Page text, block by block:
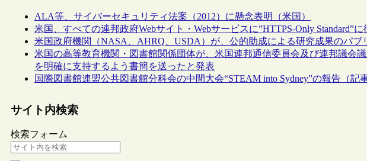
ALA等、サイバーセキュリティ法案（2012）に懸念表明（米国）
米国、すべての連邦政府Webサイト・Webサービスに”HTTPS-Only Standard”
米国政府機関（NASA、AHRQ、USDA）が、公的助成による研究成果のパブ
米国の高等教育機関・図書館関係団体が、米国連邦通信委員会及び連邦議会
を明確に支持するよう書簡を送ったと発表
国際図書館連盟公共図書館分科会の中間大会“STEAM into Sydney”の報告（記
サイト内検索
検索フォーム